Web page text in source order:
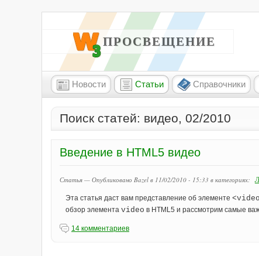
W3 ПРОСВЕЩЕНИЕ
Новости Статьи Справочники
Поиск статей: видео, 02/2010
Введение в HTML5 видео
Статья — Опубликовано Bazel в 11/02/2010 - 15:33 в категориях:
Эта статья даст вам представление об элементе
обзор элемента video в HTML5 и рассмотрим самые
14 комментариев